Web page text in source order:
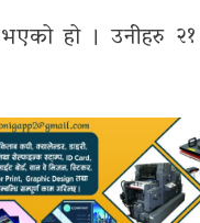
भएको हो । उनीहरु